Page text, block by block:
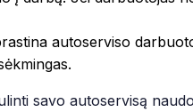
autoserviso
savo autoservisą